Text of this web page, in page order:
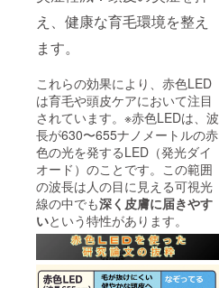
え、健康な育毛環境を整え
ます。
これらの効果により、赤色LED
は育毛や頭皮ケアにおいて注目
されています。※赤色LEDは、波
長が630〜655ナノメートルの赤
色の光を発するLED（発光ダイ
オード）のことです。この範囲
の波長は人の目に見える可視光
線の中でも深く皮膚に届きやす
いという特性があります。